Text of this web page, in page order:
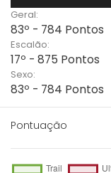
Geral:
83º - 784 Pontos
Escalão:
17º - 875 Pontos
Sexo:
83º - 784 Pontos
Pontuação